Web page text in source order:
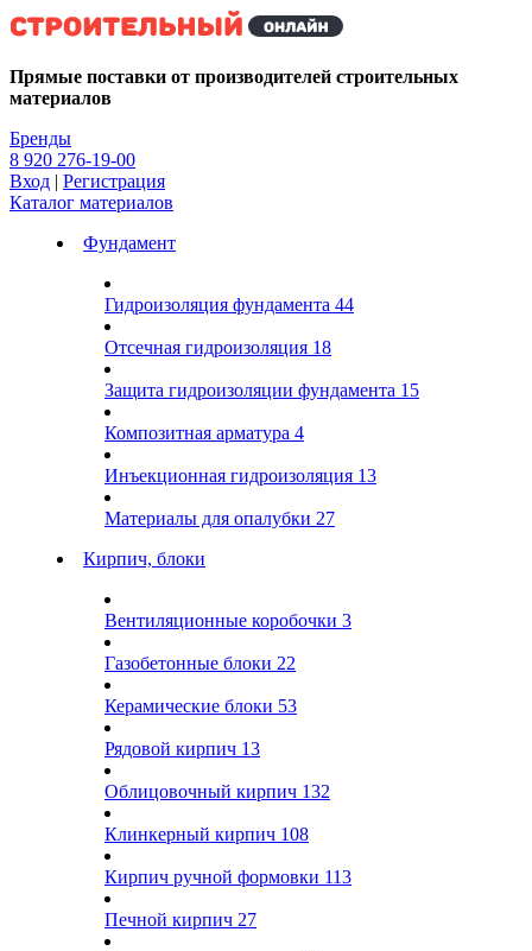
Kg
Прямые поставки от производителей строительных
материалов
Бренды
8 920 276-19-00
Вход | Регистрация
Каталог материалов
Фундамент
Гидроизоляция фундамента 44
Отсечная гидроизоляция 18
Защита гидроизоляции фундамента 15
Композитная арматура 4
Инъекционная гидроизоляция 13
Материалы для опалубки 27
Кирпич, блоки
Вентиляционные коробочки 3
Газобетонные блоки 22
Керамические блоки 53
Рядовой кирпич 13
Облицовочный кирпич 132
Клинкерный кирпич 108
Кирпич ручной формовки 113
Печной кирпич 27